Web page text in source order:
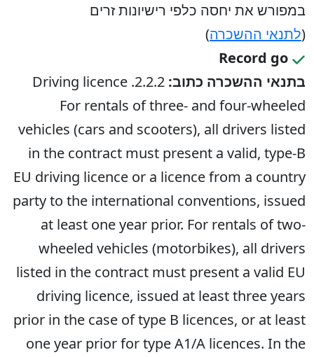
במפורש את יחסה כלפי רישיונות זרים
(לתנאי ההשכרה)
Record go
בתנאי ההשכרה כתוב:
2.2.2. Driving licence
For rentals of three- and four-wheeled
vehicles (cars and scooters), all drivers listed
in the contract must present a valid, type-B
EU driving licence or a licence from a country
party to the international conventions, issued
at least one year prior. For rentals of two-
wheeled vehicles (motorbikes), all drivers
listed in the contract must present a valid EU
driving licence, issued at least three years
prior in the case of type B licences, or at least
one year prior for type A1/A licences. In the